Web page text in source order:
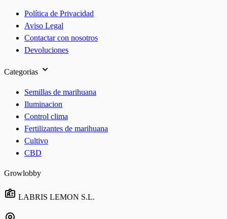
Política de Privacidad
Aviso Legal
Contactar con nosotros
Devoluciones
Categorias
Semillas de marihuana
Iluminacion
Control clima
Fertilizantes de marihuana
Cultivo
CBD
Growlobby
LABRIS LEMON S.L.